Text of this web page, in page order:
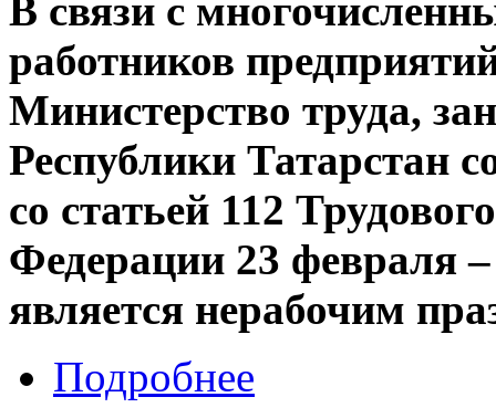
В связи с
работников
Министерство труда,
Республики Татарстан
со статьей 112
Федерации 23 февраля
является нерабочим
Подробнее